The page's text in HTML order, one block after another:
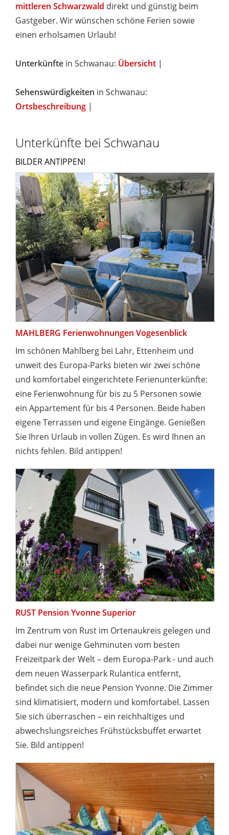
mittleren Schwarzwald direkt und günstig beim
Gastgeber. Wir wünschen schöne Ferien sowie
einen erholsamen Urlaub!
Unterkünfte in Schwanau: Übersicht |
Sehenswürdigkeiten in Schwanau:
Ortsbeschreibung |
Unterkünfte bei Schwanau
BILDER ANTIPPEN!
MAHLBERG Ferienwohnungen Vogesenblick
Im schönen Mahlberg bei Lahr, Ettenheim und
unweit des Europa-Parks bieten wir zwei schöne
und komfortabel eingerichtete Ferienunterkünfte:
eine Ferienwohnung für bis zu 5 Personen sowie
ein Appartement für bis 4 Personen. Beide haben
eigene Terrassen und eigene Eingänge. Genießen
Sie Ihren Urlaub in vollen Zügen. Es wird Ihnen an
nichts fehlen. Bild antippen!
RUST Pension Yvonne Superior
Im Zentrum von Rust im Ortenaukreis gelegen und
dabei nur wenige Gehminuten vom besten
Freizeitpark der Welt – dem Europa-Park - und auch
dem neuen Wasserpark Rulantica entfernt,
befindet sich die neue Pension Yvonne. Die Zimmer
sind klimatisiert, modern und komfortabel. Lassen
Sie sich überraschen – ein reichhaltiges und
abwechslungsreiches Frühstücksbuffet erwartet
Sie. Bild antippen!